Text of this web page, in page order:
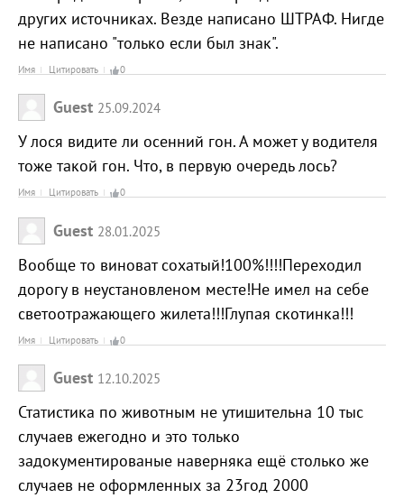
других источниках. Везде написано ШТРАФ. Нигде
не написано "только если был знак".
Имя Цитировать 0
Guest 25.09.2024
У лося видите ли осенний гон. А может у водителя
тоже такой гон. Что, в первую очередь лось?
Имя Цитировать 0
Guest 28.01.2025
Вообще то виноват сохатый!100%!!!!Переходил
дорогу в неустановленом месте!Не имел на себе
светоотражающего жилета!!!Глупая скотинка!!!
Имя Цитировать 0
Guest 12.10.2025
Статистика по животным не утишительна 10 тыс
случаев ежегодно и это только
задокументированые наверняка ещё столько же
случаев не оформленных за 23год 2000